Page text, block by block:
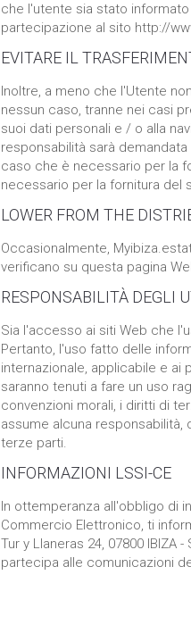
che l'utente sia stato
partecipazione al sito http://
EVITARE IL
Inoltre, a meno che l'Utente
nessun caso, tranne nei casi
suoi dati personali e / o alla
responsabilità sarà
caso che è necessario per la
necessario per la fornitura del
LOWER FROM THE
Occasionalmente,
verificano su questa pagina
RESPONSABILITÀ DEGLI
Sia l'accesso ai siti Web che
Pertanto, l'uso fatto delle
internazionale, applicabile e
saranno tenuti a fare un uso
convenzioni morali, i diritti di
assume alcuna
terze parti.
INFORMAZIONI LSSI-CE
In ottemperanza all'obbligo di
Commercio Elettronico, ti
Tur y Llaneras 24, 07800
partecipa alle comunicazioni